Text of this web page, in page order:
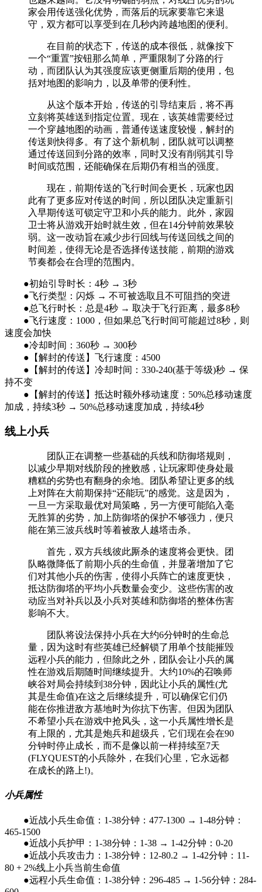
家会用传送强化优势，而落后的玩家要靠它来退
守，双方都可以享受到在几秒内跨越地图的便利。
在目前的状态下，传送的成本很低，就像按下
一个“重置”按钮那么简单，严重限制了分路的行
动，而团队认为其强度应该更侧重后期的使用，包
括对地图的影响力，以及单带的便利性。
从这个版本开始，传送的引导结束后，将不再
立刻将英雄送到指定位置。现在，该英雄需要经过
一个穿越地图的动画，普通传送速度较慢，解封的
传送则快得多。有了这个新机制，团队就可以调整
通过传送回到分路的效率，同时又没有削弱其引导
时间或范围，还能确保在后期仍有相当的强度。
现在，前期传送的飞行时间会更长，玩家也因
此有了更多应对传送的时间，所以团队决定重新引
入早期传送可锁定守卫和小兵的能力。此外，家园
卫士将从游戏开始时就生效，但在14分钟前效果较
弱。这一改动旨在减少步行回线与传送回线之间的
时间差，使得无论是否选择传送技能，前期的游戏
节奏都会在合理的范围内。
●初始引导时长：4秒 → 3秒
●飞行类型：闪烁 → 不可被选取且不可阻挡的突进
●总飞行时长：总是4秒 → 取决于飞行距离，最多8秒
●飞行速度：1000，但如果总飞行时间可能超过8秒，则
速度会加快
●冷却时间：360秒 → 300秒
●【解封的传送】飞行速度：4500
●【解封的传送】冷却时间：330-240(基于等级)秒 → 保
持不变
●【解封的传送】抵达时额外移动速度：50%总移动速度
加成，持续3秒 → 50%总移动速度加成，持续4秒
线上小兵
团队正在调整一些基础的兵线和防御塔规则，
以减少早期对线阶段的挫败感，让玩家即使身处最
糟糕的劣势也有翻身的余地。团队希望让更多的线
上对阵在大前期保持“还能玩”的感觉。这是因为，
一旦一方采取最优对局策略，另一方便可能陷入毫
无胜算的劣势，加上防御塔的保护不够强力，便只
能在第三波兵线时等着被敌人越塔击杀。
首先，双方兵线彼此厮杀的速度将会更快。团
队略微降低了前期小兵的生命值，并显著增加了它
们对其他小兵的伤害，使得小兵阵亡的速度更快，
抵达防御塔的平均小兵数量会变少。这些伤害的改
动应当对补兵以及小兵对英雄和防御塔的整体伤害
影响不大。
团队将设法保持小兵在大约6分钟时的生命总
量，因为这时有些英雄已经解锁了用单个技能摧毁
远程小兵的能力，但除此之外，团队会让小兵的属
性在游戏后期随时间继续提升。大约10%的召唤师
峡谷对局会持续到38分钟，因此让小兵的属性(尤
其是生命值)在这之后继续提升，可以确保它们仍
能在你推进敌方基地时为你抗下伤害。但因为团队
不希望小兵在游戏中抢风头，这一小兵属性增长是
有上限的，尤其是炮兵和超级兵，它们现在会在90
分钟时停止成长，而不是像以前一样持续至7天
(FLYQUEST的小兵除外，在我们心里，它永远都
在成长的路上!)。
小兵属性
●近战小兵生命值：1-38分钟：477-1300 → 1-48分钟：
465-1500
●近战小兵护甲：1-38分钟：1-38 → 1-42分钟：0-20
●近战小兵攻击力：1-38分钟：12-80.2 → 1-42分钟：11-
80 + 2%线上小兵当前生命值
●远程小兵生命值：1-38分钟：296-485 → 1-56分钟：284-